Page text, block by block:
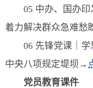
05 中办、国办
着力解决群众急难愁
06 先锋党课｜
中央八项规定堤坝→
党员教育课件